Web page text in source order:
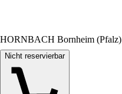
HORNBACH Bornheim (Pfalz)
Nicht reservierbar